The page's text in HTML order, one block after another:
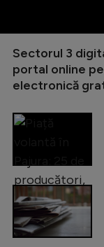
Sectorul 3
portal online
electronică